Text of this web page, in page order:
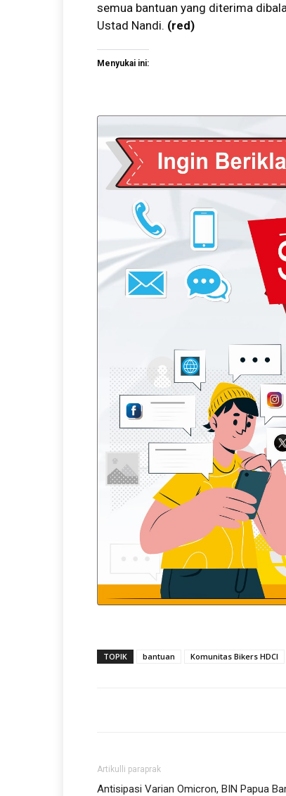
semua bantuan yang diterima
Ustad Nandi. (red)
Menyukai ini:
TOPIK bantuan Komunitas Bikers HDCI
Artikulli paraprak
Antisipasi Varian Omicron, BIN Papua